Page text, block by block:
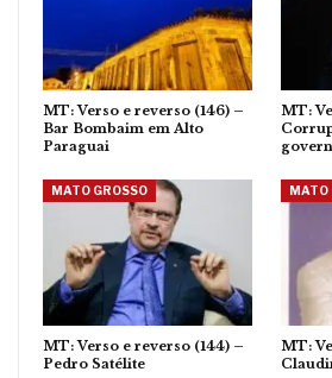
MT: Verso e reverso (146) –
Bar Bombaim em Alto
Paraguai
MT:
MATO GROSSO
MT: Verso e reverso (144) –
Pedro Satélite
MATO
MT: